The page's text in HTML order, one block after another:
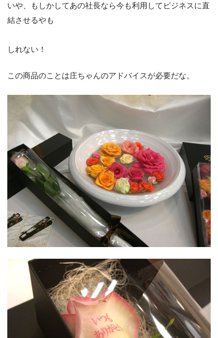
いや、もしかしてあの社長なら今も利用してビジネスに直
結させるやも
しれない！
この商品のことは庄ちゃんのアドバイスが必要だな。